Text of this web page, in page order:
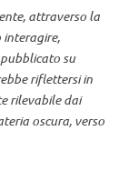
attraverso la
interagire,
su
riflettersi in
rilevabile dai
oscura, verso